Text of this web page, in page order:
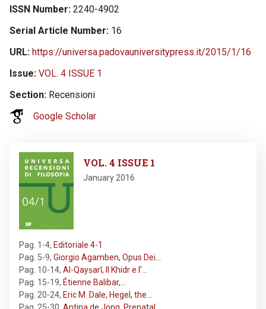
ISSN Number 2240-4902
Serial Article Number 16
URL https://universa.padovauniversitypress.it/2015/1/16
Issue VOL. 4 ISSUE 1
Section Recensioni
Google Scholar
VOL. 4 ISSUE 1
January 2016
Pag. 1-4, Editoriale 4-1
Pag. 5-9, Giorgio Agamben, Opus Dei…
Pag. 10-14, Al-Qayṣarī, Il Khidr e l’…
Pag. 15-19, Étienne Balibar,…
Pag. 20-24, Eric M. Dale, Hegel, the…